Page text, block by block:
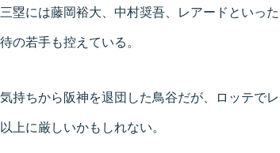
塁には藤岡裕大、中村奨吾、レアードといった
の若手も控えている。
持ちから阪神を退団した鳥谷だが、ロッテでレ
上に厳しいかもしれない。